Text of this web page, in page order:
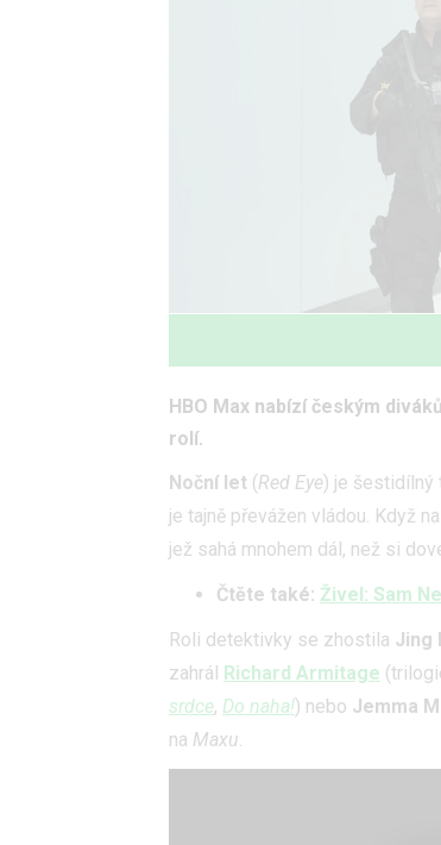
HBO Max nabízí českým
rolí.
Noční let (Red Eye) je šestidílný
je tajně převážen vládou. Když
jež sahá mnohem dál, než si
Čtěte také: Živel: Sam
Roli detektivky se zhostila Jing
zahrál
Richard Armitage
srdce, Do naha!) nebo Jemma
na Maxu.